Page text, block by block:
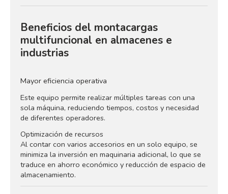
Beneficios del montacargas
multifuncional en almacenes e
industrias
Mayor eficiencia operativa
Este equipo permite realizar múltiples tareas con una
sola máquina, reduciendo tiempos, costos y necesidad
de diferentes operadores.
Optimización de recursos
Al contar con varios accesorios en un solo equipo, se
minimiza la inversión en maquinaria adicional, lo que se
traduce en ahorro económico y reducción de espacio de
almacenamiento.